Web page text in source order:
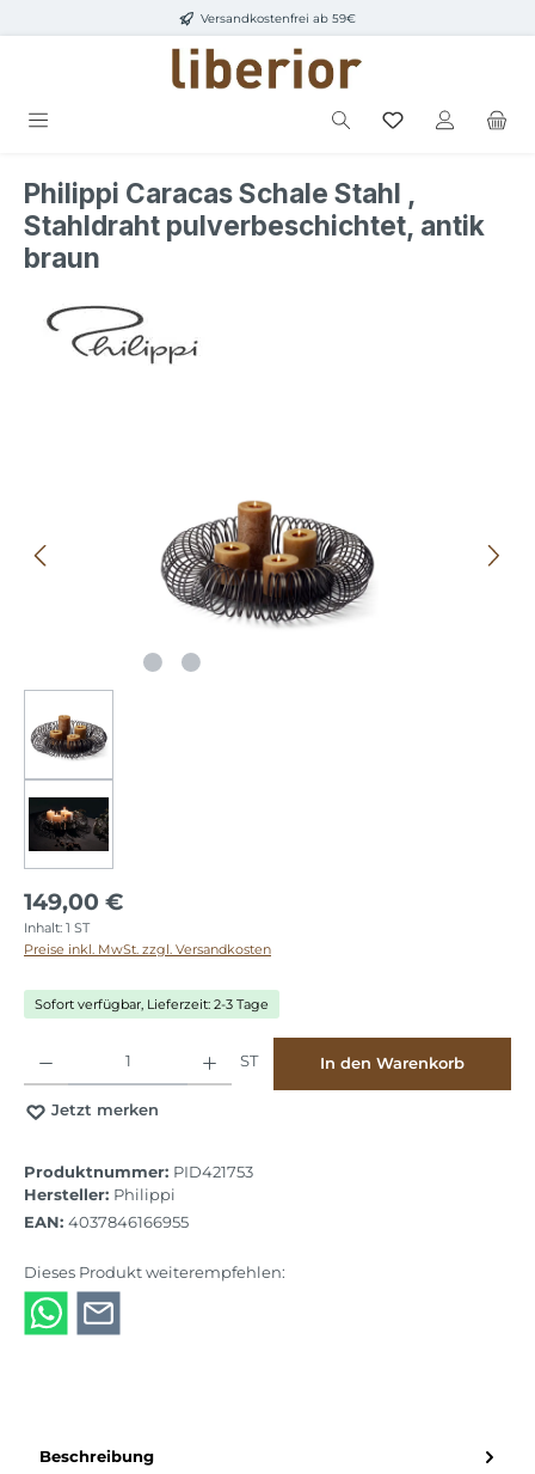
Zum Hauptinhalt springenVersandkostenfrei ab 59€
Philippi Caracas Schale Stahl ,
Stahldraht pulverbeschichtet, antik
braun
149,00 €
Inhalt: 1 ST
Preise inkl. MwSt. zzgl. Versandkosten
Sofort verfügbar, Lieferzeit: 2-3 Tage
ST In den Warenkorb
Jetzt merken
Produktnummer: PID421753
Hersteller: Philippi
EAN: 4037846166955
Dieses Produkt weiterempfehlen:
Beschreibung